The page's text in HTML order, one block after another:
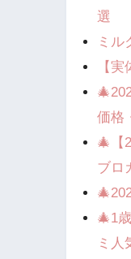
選
ミル
【
価格
🎄【
ブロ
🎄1
ミ人